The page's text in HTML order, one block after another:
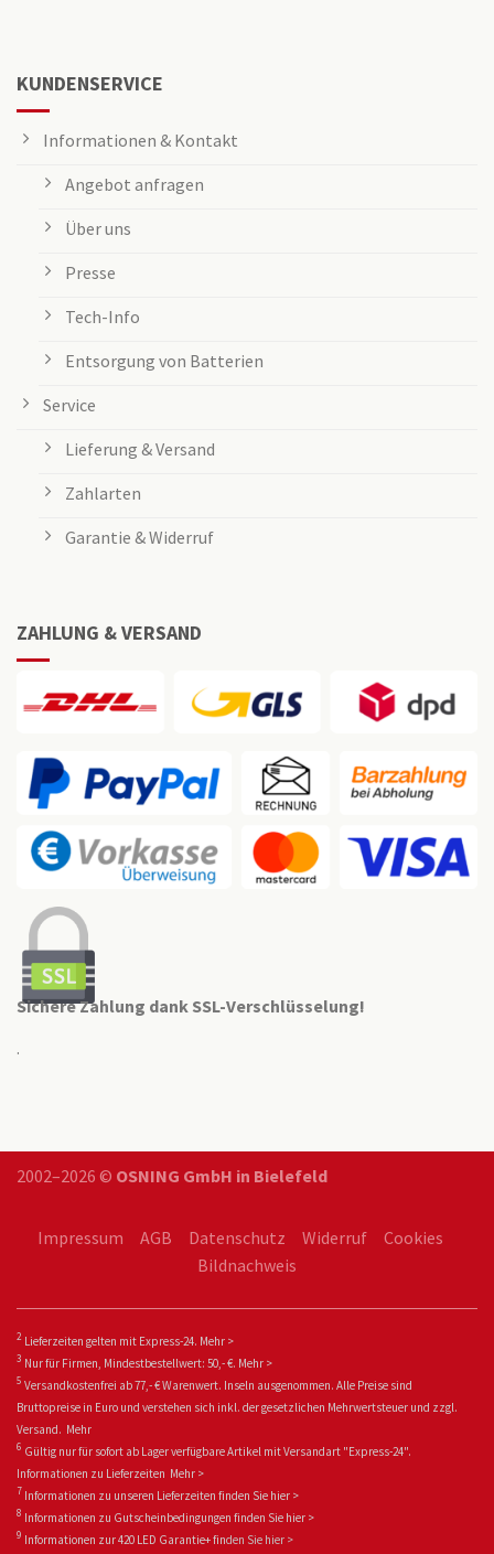
KUNDENSERVICE
Informationen & Kontakt
Angebot anfragen
Über uns
Presse
Tech-Info
Entsorgung von Batterien
Service
Lieferung & Versand
Zahlarten
Garantie & Widerruf
ZAHLUNG & VERSAND
Sichere Zahlung dank SSL-Verschlüsselung!
.
2002–2026 © OSNING GmbH in Bielefeld
Impressum AGB Datenschutz Widerruf
Cookies
Bildnachweis
2 Lieferzeiten gelten mit Express-24. Mehr >
3 Nur für Firmen, Mindestbestellwert: 50,- €. Mehr >
5 Versandkostenfrei ab 77,- € Warenwert. Inseln ausgenommen. Alle Preise sind
Bruttopreise in Euro und verstehen sich inkl. der gesetzlichen Mehrwertsteuer und zzgl.
Versand. Mehr
6 Gültig nur für sofort ab Lager verfügbare Artikel mit Versandart "Express-24".
Informationen zu Lieferzeiten Mehr >
7 Informationen zu unseren Lieferzeiten finden Sie hier >
8 Informationen zu Gutscheinbedingungen finden Sie hier >
9 Informationen zur 420 LED Garantie+ finden Sie hier >